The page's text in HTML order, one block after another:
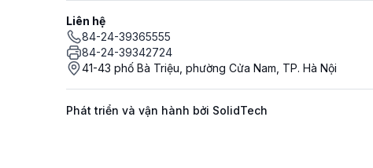
Liên hệ
84-24-39365555
84-24-39342724
41-43 phố Bà Triệu, phường Cửa Nam, TP. Hà Nội
Phát triển và vận hành bởi SolidTech